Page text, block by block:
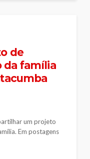
de
da família
um projeto
Em postagens